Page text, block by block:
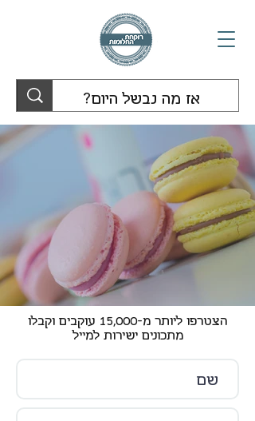
הצטרפו ליותר מ-15,000 עוקבים וקבלו
מתכונים ישירות למייל